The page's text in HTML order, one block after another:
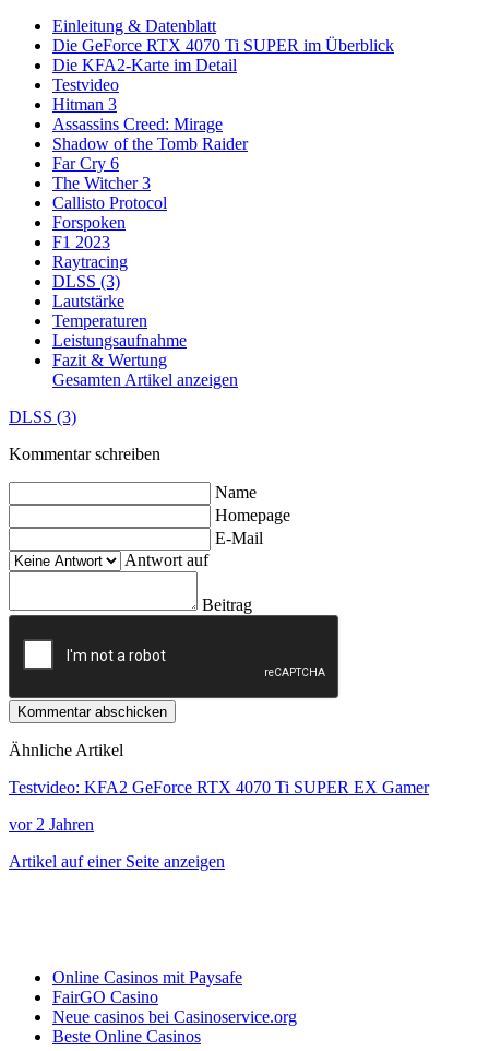
Einleitung & Datenblatt
Die GeForce RTX 4070 Ti SUPER im Überblick
Die KFA2-Karte im Detail
Testvideo
Hitman 3
Assassins Creed: Mirage
Shadow of the Tomb Raider
Far Cry 6
The Witcher 3
Callisto Protocol
Forspoken
F1 2023
Raytracing
DLSS (3)
Lautstärke
Temperaturen
Leistungsaufnahme
Fazit & Wertung
Gesamten Artikel anzeigen
DLSS (3)
Kommentar schreiben
Name
Homepage
E-Mail
Antwort auf
Beitrag
Kommentar abschicken
Ähnliche Artikel
Testvideo: KFA2 GeForce RTX 4070 Ti SUPER EX Gamer
vor 2 Jahren
Artikel auf einer Seite anzeigen
Online Casinos mit Paysafe
FairGO Casino
Neue casinos bei Casinoservice.org
Beste Online Casinos